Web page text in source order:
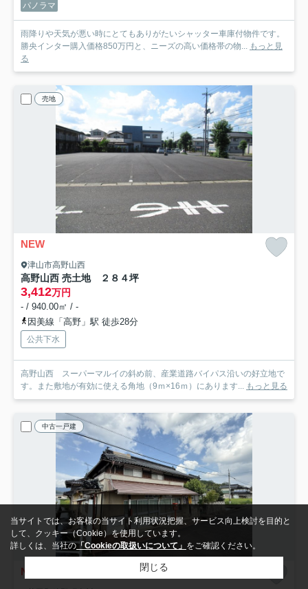
パノラマ
雨降りや天気が悪い時にとてもありがたいシャッター車庫付物件です。
勝央インター購入価格850万円と、ニーズの高い価格帯の物... もっと見
る
売地
NEW
津山市高野山西
高野山西 売土地 ２８４坪
3,412万円
- / 940.00㎡ / -
因美線「高野」駅 徒歩28分
公共下水
高野山西 スーパーマルイの斜め前、産業道路バイパス沿いの好立地で
す。また敷地が有効に使える角地（9ｍ×16ｍ）にあります... もっと見る
中古一戸建
NEW
当サイトでは、お客様の当サイト利用状況把握、サービス向上検討を目的と
して、クッキー（Cookie）を使用しています。
詳しくは、当社の「Cookieの取扱いについて」 をご確認ください。
閉じる